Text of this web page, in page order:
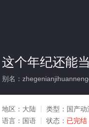
这个年纪还能
别名：
地区： 大陆 类型： 国产动
语言： 国语 状态： 已完结